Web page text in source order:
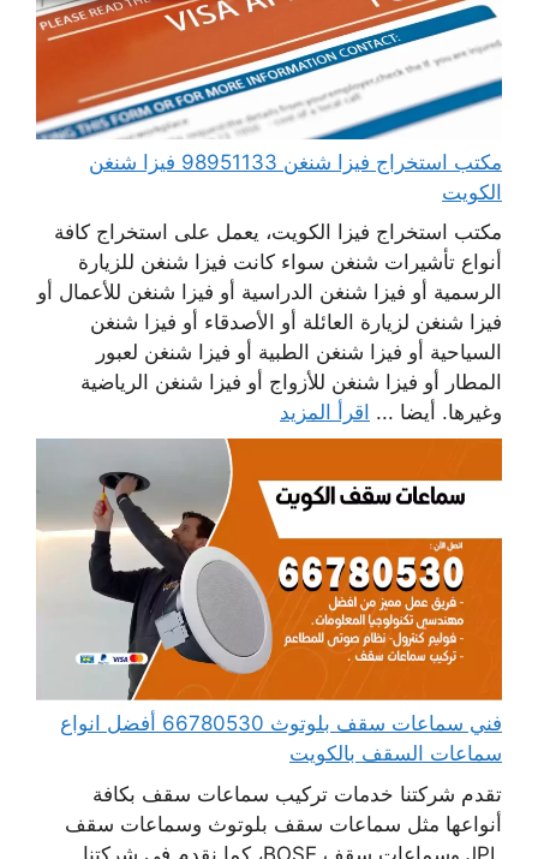
مكتب استخراج فيزا شنغن 98951133 فيزا شنغن
الكويت
مكتب استخراج فيزا الكويت، يعمل على استخراج كافة
أنواع تأشيرات شنغن سواء كانت فيزا شنغن للزيارة
الرسمية أو فيزا شنغن الدراسية أو فيزا شنغن للأعمال أو
فيزا شنغن لزيارة العائلة أو الأصدقاء أو فيزا شنغن
السياحية أو فيزا شنغن الطبية أو فيزا شنغن لعبور
المطار أو فيزا شنغن للأزواج أو فيزا شنغن الرياضية
وغيرها. أيضا ... اقرأ المزيد
فني سماعات سقف بلوتوث 66780530 أفضل انواع
سماعات السقف بالكويت
تقدم شركتنا خدمات تركيب سماعات سقف بكافة
أنواعها مثل سماعات سقف بلوتوث وسماعات سقف
JPL وسماعات سقف BOSE، كما نقدم في شركتنا